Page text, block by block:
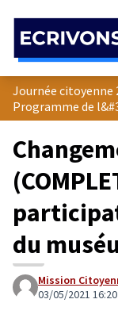
Journée citoyenne
Programme de
du
Mission
03/05/2021 16:20